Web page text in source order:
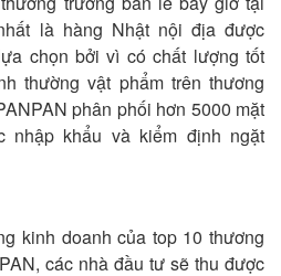
là hàng Nhật nội địa được
chọn bởi vì có chất lượng tốt
thường vật phẩm trên thương
phân phối hơn 5000 mặt
nhập khẩu và kiểm định ngặt
kinh doanh của top 10 thương
các nhà đầu tư sẽ thu được